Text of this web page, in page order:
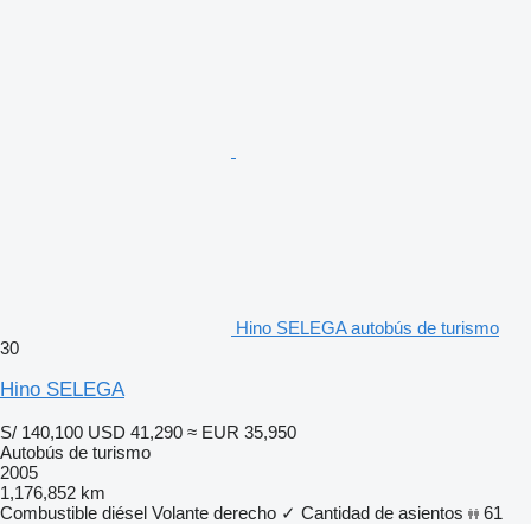
Hino SELEGA autobús de turismo
30
Hino SELEGA
S/ 140,100 USD 41,290 ≈ EUR 35,950
Autobús de turismo
2005
1,176,852 km
Combustible diésel Volante derecho ✓ Cantidad de asientos
61